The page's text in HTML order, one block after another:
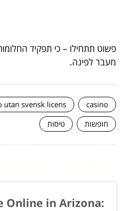
פשוט תתחילו – כי תפקיד
מעבר לפינה.
casino
utan svensk licens
חופשות
טיסות
Online in Arizona: